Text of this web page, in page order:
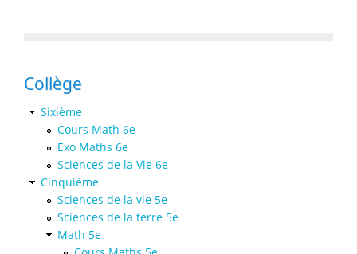
Collège
Sixième
Cours Math 6e
Exo Maths 6e
Sciences de la Vie 6e
Cinquième
Sciences de la vie 5e
Sciences de la terre 5e
Math 5e